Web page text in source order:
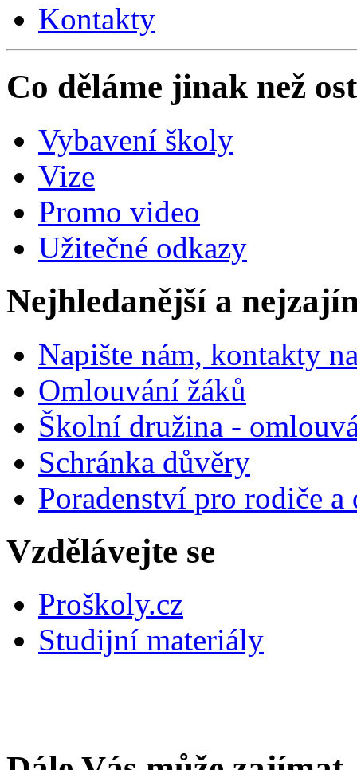
Kontakty
Co děláme jinak než
Vybavení školy
Vize
Promo video
Užitečné odkazy
Nejhledanější a
Napište nám, kontakty
Omlouvání žáků
Školní družina -
Schránka důvěry
Poradenství pro rodiče
Vzdělávejte se
Proškoly.cz
Studijní materiály